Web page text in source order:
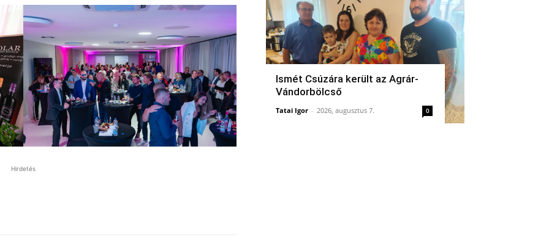
Hirdetés
Ismét Csúzára került az Agrár-
Vándorbölcső
Tatai Igor - 2026, augusztus 7. 0